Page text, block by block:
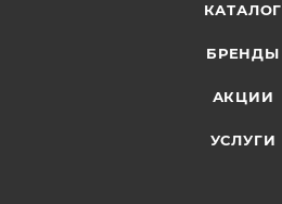
КАТАЛОГ
БРЕНДЫ
АКЦИИ
УСЛУГИ